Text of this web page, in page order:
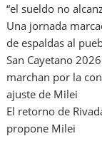
“el sueldo no
Una jornada
de espaldas al
San Cayetano
marchan por la
ajuste de Milei
El retorno de
propone Milei